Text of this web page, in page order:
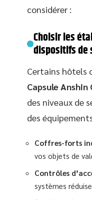
considérer :
Choisir les
dispositifs de
Certains hôtels
Capsule
des niveaux de
des
Coffres-forts
vos objets de
Contrôles
systèmes